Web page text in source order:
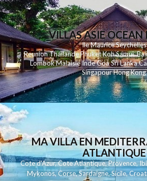
VILLAS ASIE OCEAN
Ile MauriceSeychelles
ReunionThailandePhuketKohSamui Bali
LombokMalaisieIndeGoaSri Lanka
SingapourHong Kong
MA VILLA EN
ATLANTIQUE
Cote d'Azur,Cote Atlantique,Provence,
Mykonos,Corse,Sardaigne,Sicile,